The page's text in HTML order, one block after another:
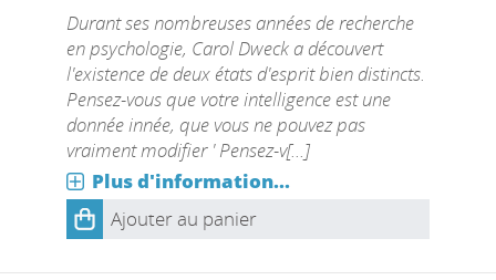
Durant ses nombreuses années de recherche
en psychologie, Carol Dweck a découvert
l'existence de deux états d'esprit bien distincts.
Pensez-vous que votre intelligence est une
donnée innée, que vous ne pouvez pas
vraiment modifier ' Pensez-v[...]
Plus d'information...
Ajouter au panier